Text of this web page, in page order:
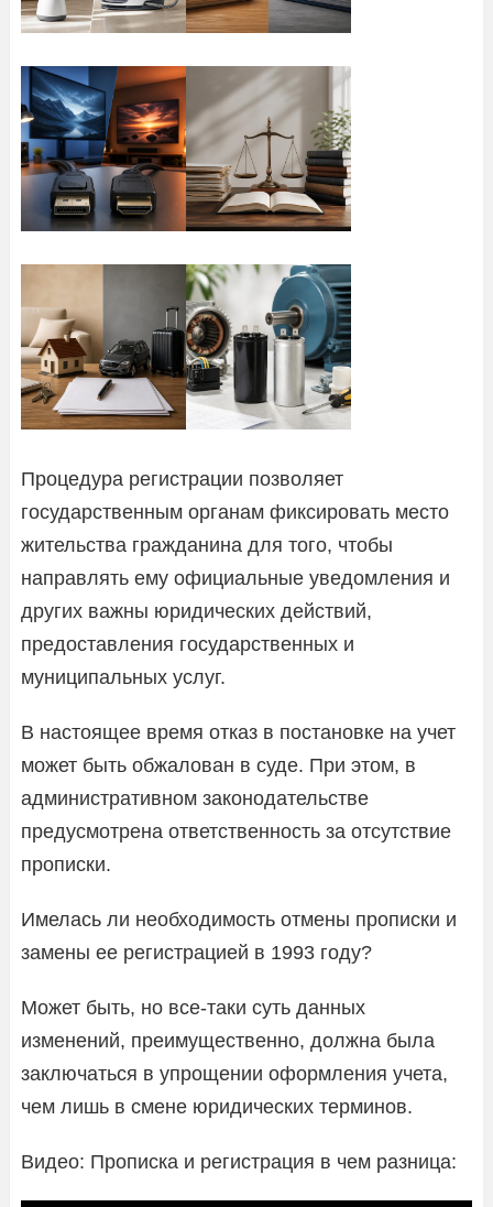
Процедура регистрации позволяет
государственным органам фиксировать место
жительства гражданина для того, чтобы
направлять ему официальные уведомления и
других важны юридических действий,
предоставления государственных и
муниципальных услуг.
В настоящее время отказ в постановке на учет
может быть обжалован в суде. При этом, в
административном законодательстве
предусмотрена ответственность за отсутствие
прописки.
Имелась ли необходимость отмены прописки и
замены ее регистрацией в 1993 году?
Может быть, но все-таки суть данных
изменений, преимущественно, должна была
заключаться в упрощении оформления учета,
чем лишь в смене юридических терминов.
Видео: Прописка и регистрация в чем разница: